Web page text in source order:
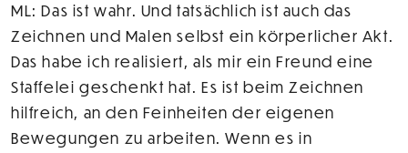
ML: Das ist wahr. Und tatsächlich ist auch das
Zeichnen und Malen selbst ein körperlicher Akt.
Das habe ich realisiert, als mir ein Freund eine
Staffelei geschenkt hat. Es ist beim Zeichnen
hilfreich, an den Feinheiten der eigenen
Bewegungen zu arbeiten. Wenn es in